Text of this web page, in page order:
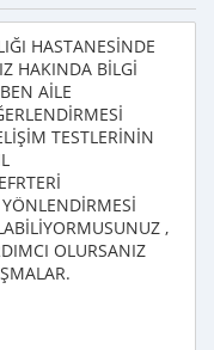
HASTANESİNDE
HAKINDA BİLGİ
AİLE
TESTLERİNİN
,
OLURSANIZ